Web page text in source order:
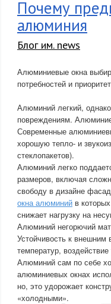
Почему
алюминия
Блог им. news
Алюминиевые окна
потребностей и
Алюминий легкий,
повреждениям.
Современные
хорошую тепло- и
стеклопакетов).
Алюминий легко
размеров, включая
свободу в дизайне
окна алюминий в
снижает нагрузку на
Алюминий негорючий
Устойчивость к
температур,
Алюминий сам по себе
алюминиевых окнах
но, это удорожает
«холодными».